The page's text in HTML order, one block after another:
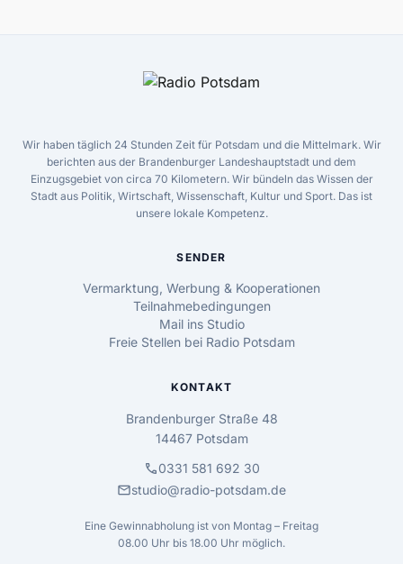
Wir haben täglich 24 Stunden Zeit für Potsdam und die Mittelmark. Wir
berichten aus der Brandenburger Landeshauptstadt und dem
Einzugsgebiet von circa 70 Kilometern. Wir bündeln das Wissen der
Stadt aus Politik, Wirtschaft, Wissenschaft, Kultur und Sport. Das ist
unsere lokale Kompetenz.
SENDER
Vermarktung, Werbung & Kooperationen
Teilnahmebedingungen
Mail ins Studio
Freie Stellen bei Radio Potsdam
KONTAKT
Brandenburger Straße 48
14467 Potsdam
call0331 581 692 30
mailstudio@radio-potsdam.de
Eine Gewinnabholung ist von Montag – Freitag
08.00 Uhr bis 18.00 Uhr möglich.